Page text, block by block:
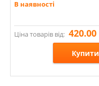
В наявності
Ціна товарів від: 420.00
Купити
Розміри: 300х600;